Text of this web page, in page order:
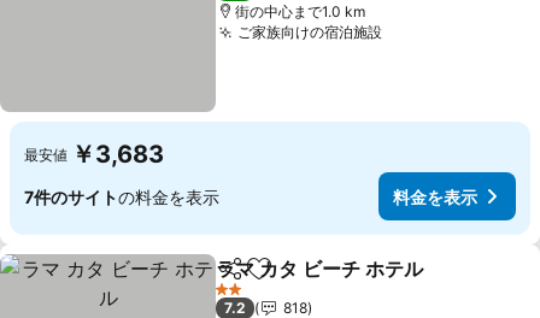
街の中心まで1.0 km
ご家族向けの宿泊施設
最安値 ￥3,683
7件のサイトの料金を表示 料金を表示
シェアお気に入りに追加
ラマ カタ ビーチ ホテル
2 ホテルのランク
7.2
818